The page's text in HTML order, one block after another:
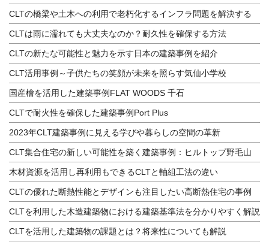
CLTの橋梁や土木への利用で老朽化するインフラ問題を解決する
CLTは雨に濡れても大丈夫なのか？耐久性を確保する方法
CLTの新たな可能性と魅力を示す日本の建築事例を紹介
CLT活用事例～子供たちの笑顔が未来を照らす気仙小学校
国産檜を活用した建築事例FLAT WOODS 千石
CLTで耐火性を確保した建築事例Port Plus
2023年CLT建築事例に見える学びや暮らしの空間の革新
CLT集合住宅の新しい可能性を築く建築事例：ヒルトップ野毛山
木材資源を活用し再利用もできるCLTと軸組工法の違い
CLTの優れた断熱性能とデザインも注目したい高断熱住宅の事例
CLTを利用した木造建築物における建築基準法を分かりやすく解説
CLTを活用した建築物の課題とは？将来性についても解説